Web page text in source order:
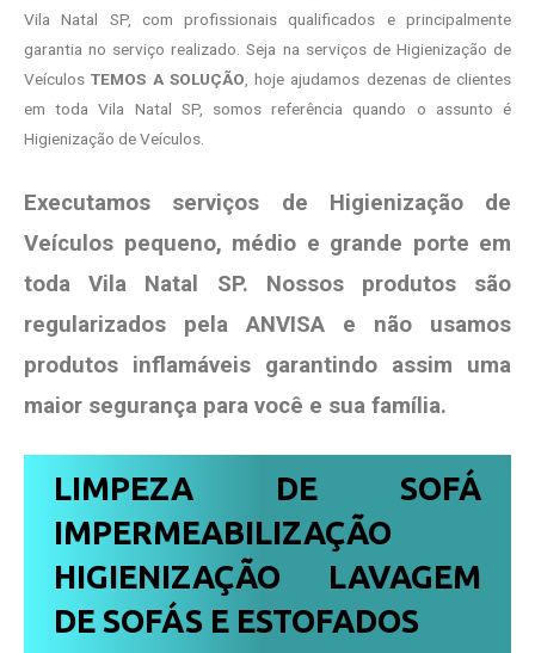
Vila Natal SP, com profissionais qualificados e principalmente
garantia no serviço realizado. Seja na serviços de Higienização de
VeículosTEMOS A SOLUÇÃO , hoje ajudamos dezenas de clientes
em toda Vila Natal SP, somos referência quando o assunto é
Higienização de Veículos.
Executamos serviços de Higienização de
Veículos pequeno, médio e grande porte em
toda Vila Natal SP. Nossos produtos são
regularizados pela ANVISA e não usamos
produtos inflamáveis garantindo assim uma
maior segurança para você e sua família.
LIMPEZA DE SOFÁ
IMPERMEABILIZAÇÃO
HIGIENIZAÇÃO LAVAGEM
DE SOFÁS E ESTOFADOS